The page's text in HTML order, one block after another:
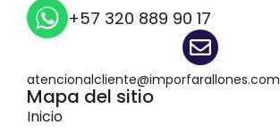
+57 320 889 90 17
atencionalcliente@imporfarallones.com
Mapa del sitio
Inicio